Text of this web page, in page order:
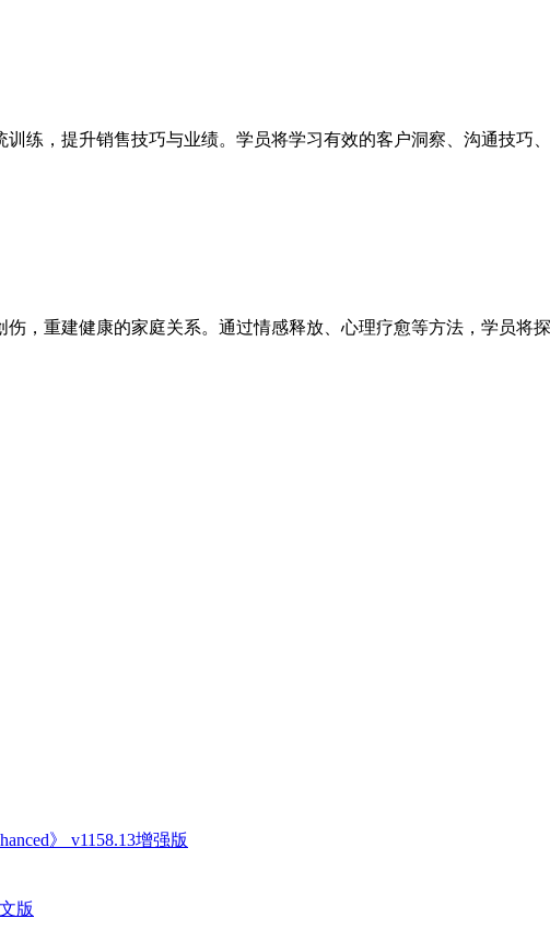
练，提升销售技巧与业绩。学员将学习有效的客户洞察、沟通技巧
，重建健康的家庭关系。通过情感释放、心理疗愈等方法，学员将
》 v1158.13增强版
版